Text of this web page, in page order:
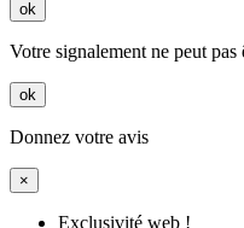
ok
Votre signalement ne peut pas
ok
Donnez votre avis
×
Exclusivité web !